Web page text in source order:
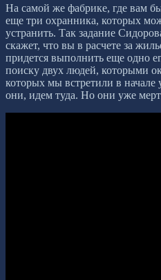
На самой же фабрике, где вам
еще три охранника, которых
устранить. Так задание
скажет, что вы в расчете за
придется выполнить еще одно
поиску двух людей, которыми
которых мы встретили в
они, идем туда. Но они уже